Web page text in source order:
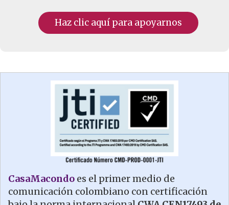
Haz clic aquí para apoyarnos
CasaMacondo es el primer medio de
comunicación colombiano con certificación